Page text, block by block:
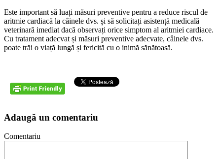
Este important să luați măsuri preventive pentru a reduce riscul de
aritmie cardiacă la câinele dvs. și să solicitați asistență medicală
veterinară imediat dacă observați orice simptom al aritmiei cardiace.
Cu tratament adecvat și măsuri preventive adecvate, câinele dvs.
poate trăi o viață lungă și fericită cu o inimă sănătoasă.
Adaugă un comentariu
Comentariu